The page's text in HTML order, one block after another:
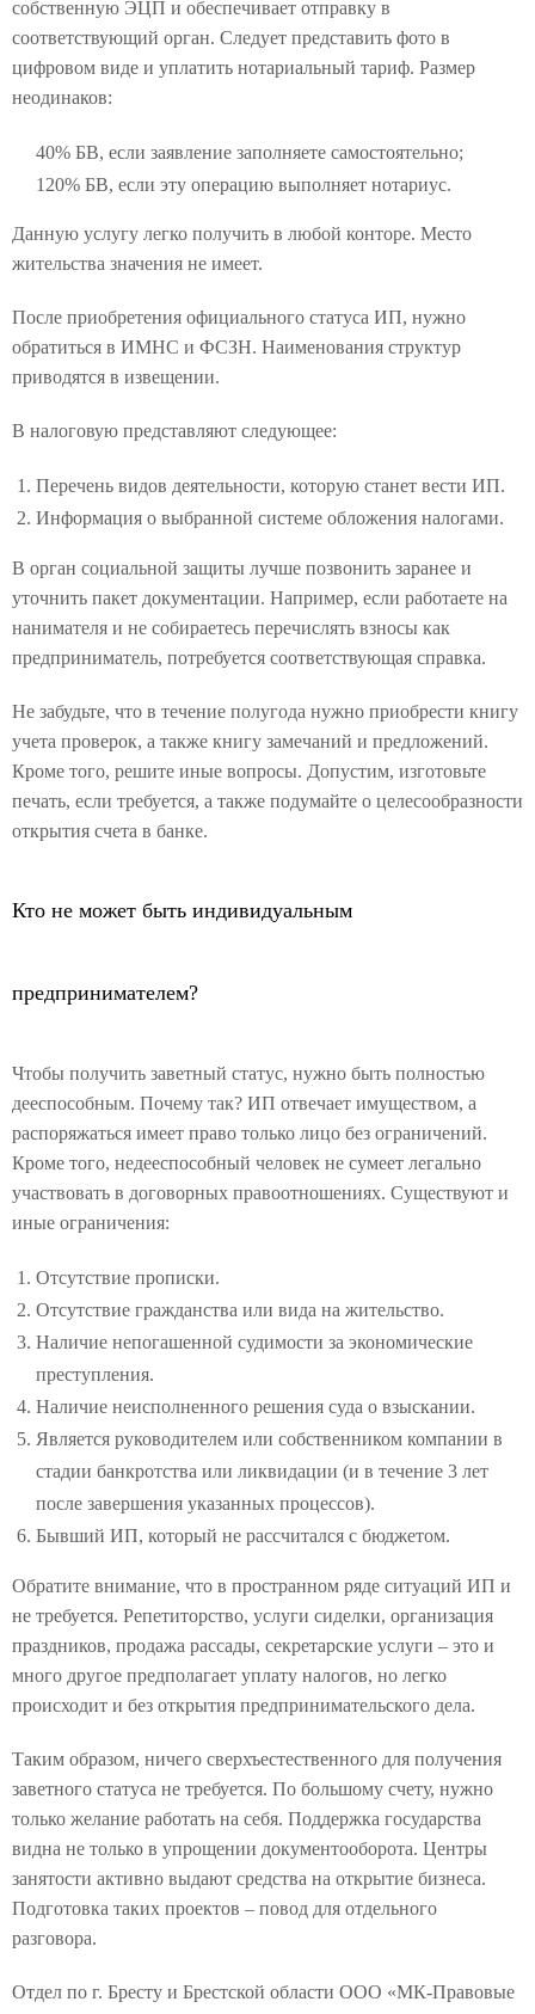
собственную ЭЦП и обеспечивает отправку в
соответствующий орган. Следует представить фото в
цифровом виде и уплатить нотариальный тариф. Размер
неодинаков:
40% БВ, если заявление заполняете самостоятельно;
120% БВ, если эту операцию выполняет нотариус.
Данную услугу легко получить в любой конторе. Место
жительства значения не имеет.
После приобретения официального статуса ИП, нужно
обратиться в ИМНС и ФСЗН. Наименования структур
приводятся в извещении.
В налоговую представляют следующее:
Перечень видов деятельности, которую станет вести ИП.
Информация о выбранной системе обложения налогами.
В орган социальной защиты лучше позвонить заранее и
уточнить пакет документации. Например, если работаете на
нанимателя и не собираетесь перечислять взносы как
предприниматель, потребуется соответствующая справка.
Не забудьте, что в течение полугода нужно приобрести книгу
учета проверок, а также книгу замечаний и предложений.
Кроме того, решите иные вопросы. Допустим, изготовьте
печать, если требуется, а также подумайте о целесообразности
открытия счета в банке.
Кто не может быть индивидуальным
предпринимателем?
Чтобы получить заветный статус, нужно быть полностью
дееспособным. Почему так? ИП отвечает имуществом, а
распоряжаться имеет право только лицо без ограничений.
Кроме того, недееспособный человек не сумеет легально
участвовать в договорных правоотношениях. Существуют и
иные ограничения:
Отсутствие прописки.
Отсутствие гражданства или вида на жительство.
Наличие непогашенной судимости за экономические
преступления.
Наличие неисполненного решения суда о взыскании.
Является руководителем или собственником компании в
стадии банкротства или ликвидации (и в течение 3 лет
после завершения указанных процессов).
Бывший ИП, который не рассчитался с бюджетом.
Обратите внимание, что в пространном ряде ситуаций ИП и
не требуется. Репетиторство, услуги сиделки, организация
праздников, продажа рассады, секретарские услуги – это и
много другое предполагает уплату налогов, но легко
происходит и без открытия предпринимательского дела.
Таким образом, ничего сверхъестественного для получения
заветного статуса не требуется. По большому счету, нужно
только желание работать на себя. Поддержка государства
видна не только в упрощении документооборота. Центры
занятости активно выдают средства на открытие бизнеса.
Подготовка таких проектов – повод для отдельного
разговора.
Отдел по г. Бресту и Брестской области ООО «МК-Правовые